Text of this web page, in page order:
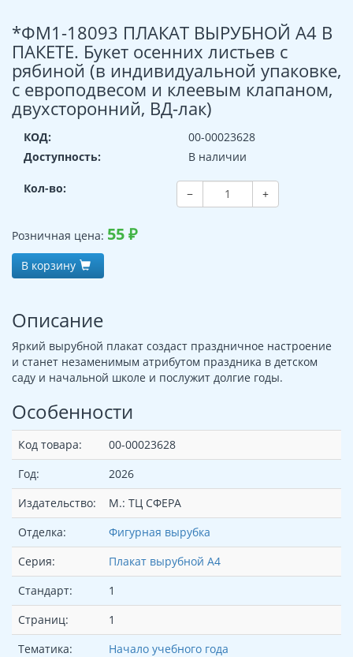
*ФМ1-18093 ПЛАКАТ ВЫРУБНОЙ А4 В
ПАКЕТЕ. Букет осенних листьев с
рябиной (в индивидуальной упаковке,
с европодвесом и клеевым клапаном,
двухсторонний, ВД-лак)
КОД:
00-00023628
Доступность:
В наличии
Кол-во: − +
Розничная цена: 55₽
В корзину
Описание
Яркий вырубной плакат создаст праздничное настроение
и станет незаменимым атрибутом праздника в детском
саду и начальной школе и послужит долгие годы.
Особенности
Код товара:
00-00023628
Год:
2026
Издательство:
М.: ТЦ СФЕРА
Отделка:
Фигурная вырубка
Серия:
Плакат вырубной А4
Стандарт:
1
Страниц:
1
Тематика:
Начало учебного года